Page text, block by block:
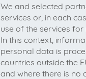
We and selected
services or, in each
use of the services
In this context,
personal data is
countries outside the
and where there is no